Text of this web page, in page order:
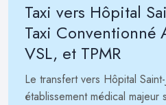
Taxi vers Hôpital
Taxi Conventionné
VSL, et TPMR
Le transfert vers Hôpital
établissement médical